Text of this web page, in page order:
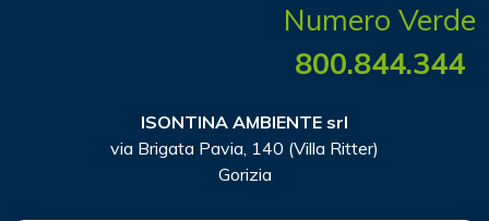
Numero Verde
800.844.344
ISONTINA AMBIENTE srl
via Brigata Pavia, 140 (Villa Ritter)
Gorizia